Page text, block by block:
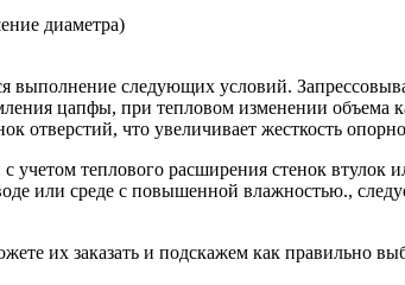
диаметра)
следующих условий.
цапфы, при тепловом изменении объема
отверстий, что увеличивает жесткость
учетом теплового расширения стенок
или среде с повышенной влажностью.,
их заказать и подскажем как правильно